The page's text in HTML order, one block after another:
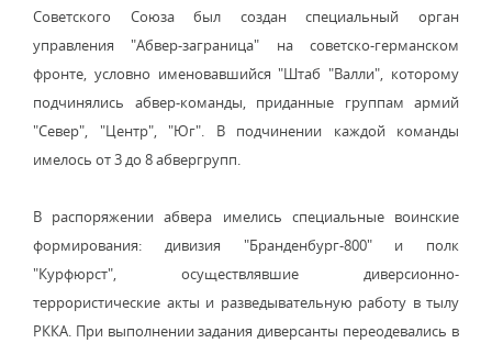
Советского Союза был создан специальный орган
управления "Абвер-заграница" на советско-германском
фронте, условно именовавшийся "Штаб "Валли", которому
подчинялись абвер-команды, приданные группам армий
"Север", "Центр", "Юг". В подчинении каждой команды
имелось от 3 до 8 абвергрупп.
В распоряжении абвера имелись специальные воинские
формирования: дивизия "Бранденбург-800" и полк
"Курфюрст", осуществлявшие диверсионно-
террористические акты и разведывательную работу в тылу
РККА. При выполнении задания диверсанты переодевались в